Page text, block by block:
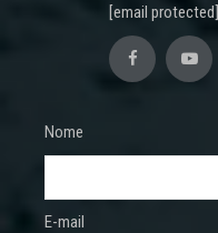
[email protected]
Nome
E-mail